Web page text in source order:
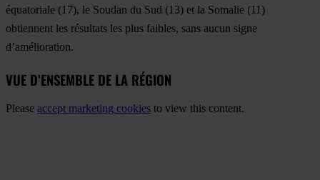
équatoriale (17), le Soudan du Sud (13) et la Somalie (11)
obtiennent les résultats les plus faibles, sans aucun signe
d’amélioration.
VUE D’ENSEMBLE DE LA RÉGION
Please accept marketing cookies to view this content.